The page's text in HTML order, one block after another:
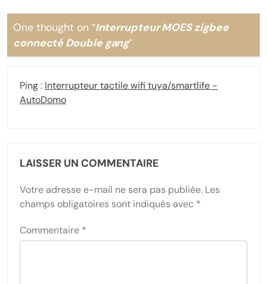
One thought on “Interrupteur MOES zigbee
connecté Double gang”
Ping : Interrupteur tactile wifi tuya/smartlife -
AutoDomo
LAISSER UN COMMENTAIRE
Votre adresse e-mail ne sera pas publiée. Les
champs obligatoires sont indiqués avec *
Commentaire *